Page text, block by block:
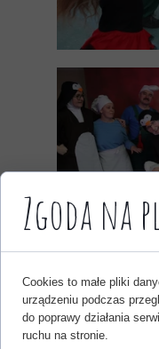
Zgoda na
Cookies to małe pliki
urządzeniu podczas
do poprawy działania
ruchu na stronie.